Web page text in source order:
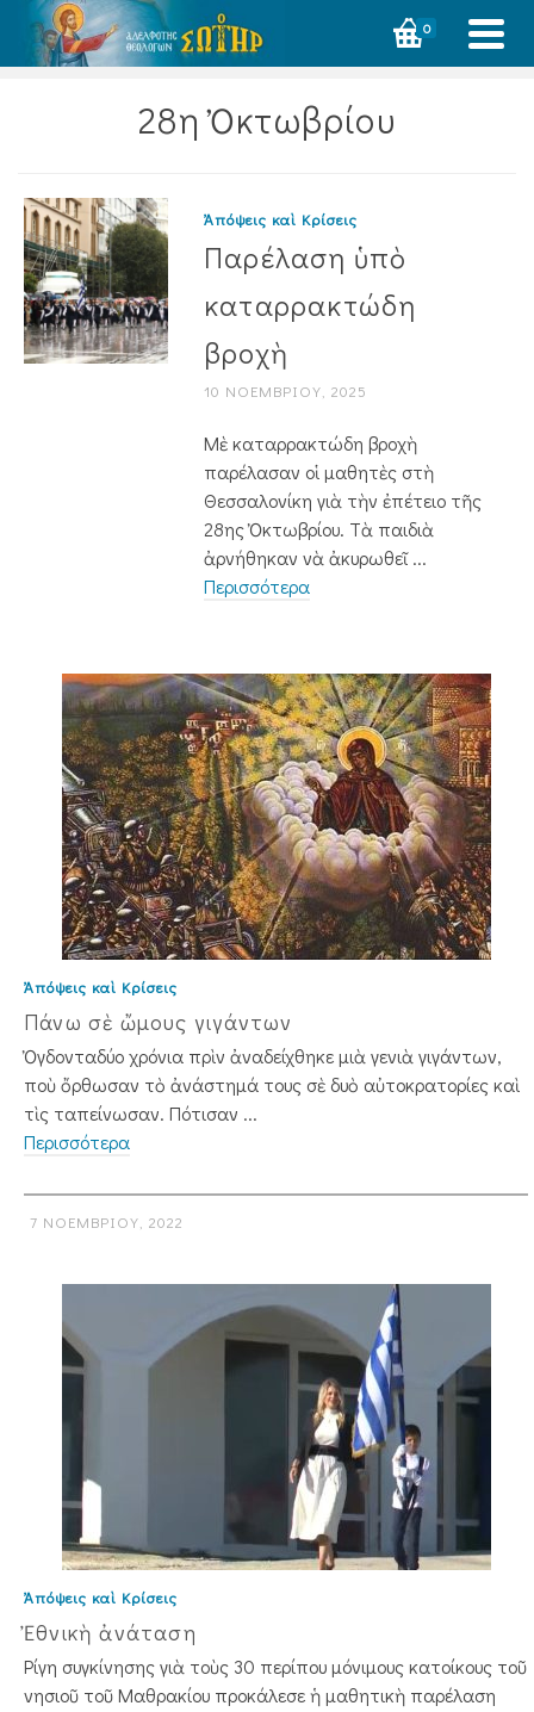
0
28η Ὀκτωβρίου
Ἀπόψεις καὶ Κρίσεις
Παρέλαση ὑπὸ
καταρρακτώδη
βροχὴ
10 ΝΟΕΜΒΡΊΟΥ, 2025
Μὲ καταρρακτώδη βροχὴ
παρέλασαν οἱ μαθητὲς στὴ
Θεσσαλονίκη γιὰ τὴν ἐπέτειο τῆς
28ης Ὀκτωβρίου. Τὰ παιδιὰ
ἀρνήθηκαν νὰ ἀκυρωθεῖ ...
Περισσότερα
Ἀπόψεις καὶ Κρίσεις
Πάνω σὲ ὤμους γιγάντων
Ὀγδονταδύο χρόνια πρὶν ἀναδείχθηκε μιὰ γενιὰ γιγάντων,
ποὺ ὄρθωσαν τὸ ἀνάστημά τους σὲ δυὸ αὐτοκρατορίες καὶ
τὶς ταπείνωσαν. Πότισαν ...
Περισσότερα
7 ΝΟΕΜΒΡΊΟΥ, 2022
Ἀπόψεις καὶ Κρίσεις
Ἐθνικὴ ἀνάταση
Ρίγη συγκίνησης γιὰ τοὺς 30 περίπου μόνιμους κατοίκους τοῦ
νησιοῦ τοῦ Μαθρακίου προκάλεσε ἡ μαθητικὴ παρέλα­ση